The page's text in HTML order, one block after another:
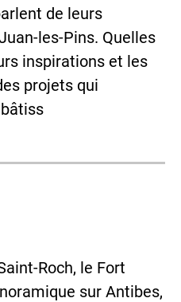
de leurs
les-Pins. Quelles
inspirations et les
projets qui
Roch, le Fort
sur Antibes,